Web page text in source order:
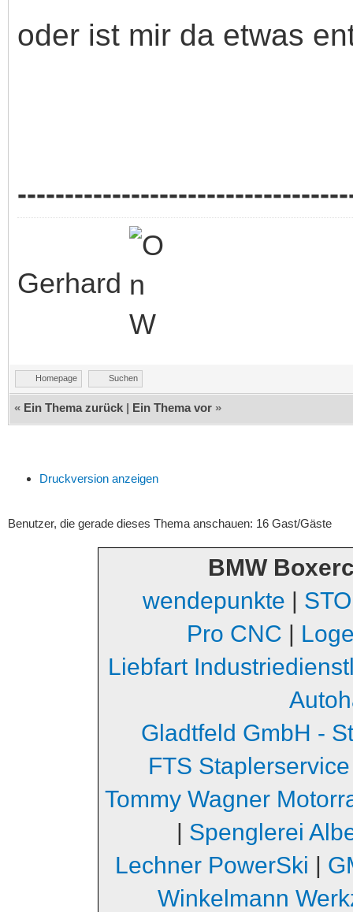
oder ist mir da etwas
Gerhard
Homepage Suchen
« Ein Thema zurück | Ein Thema vor »
Druckversion anzeigen
Benutzer, die gerade dieses Thema anschauen: 16 Gast/Gäste
BMW
wendepunkte |
Pro CNC |
Liebfart
Gladtfeld GmbH -
FTS Staplerservice
Tommy Wagner
| Spenglerei
Lechner PowerSki |
Winkelmann